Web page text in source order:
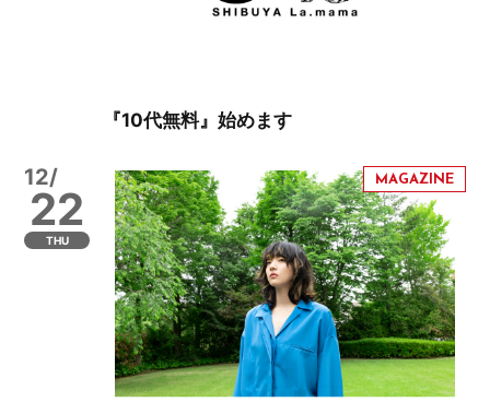
『10代無料』始めます
12/
22
THU